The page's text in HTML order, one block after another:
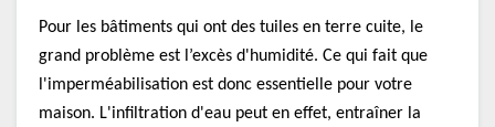
Pour les bâtiments qui ont des tuiles en terre cuite, le
grand problème est l’excès d'humidité. Ce qui fait que
l'imperméabilisation est donc essentielle pour votre
maison. L'infiltration d'eau peut en effet, entraîner la